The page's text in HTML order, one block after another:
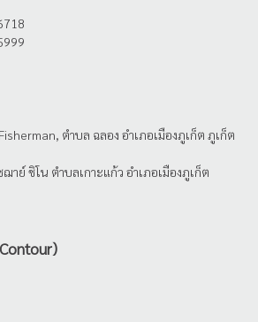
ตำบล ฉลอง อำเภอเมืองภูเก็ต ภูเก็ต
าย์ ชิโน ตำบลเกาะแก้ว อำเภอเมืองภูเก็ต